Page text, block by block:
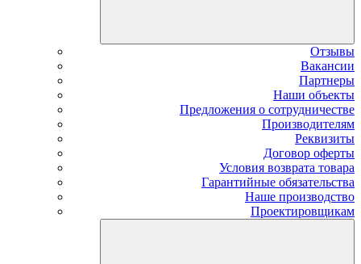
Отзывы
Вакансии
Партнеры
Наши объекты
Предложения о сотрудничестве
Производителям
Реквизиты
Договор оферты
Условия возврата товара
Гарантийные обязательства
Наше производство
Проектировщикам